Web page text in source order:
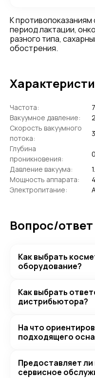
К
период лактации,
разного типа,
обострения.
Частота:
Вакуумное давление:
Скорость вакуумного
потока:
Глубина
проникновения:
Давление вакуума:
Мощность аппарата:
Электропитание:
Вопрос/ответ
Как выбрать
оборудование?
Как выбрать
дистрибьютора?
На что
подходящего
Предоставляет
сервисное